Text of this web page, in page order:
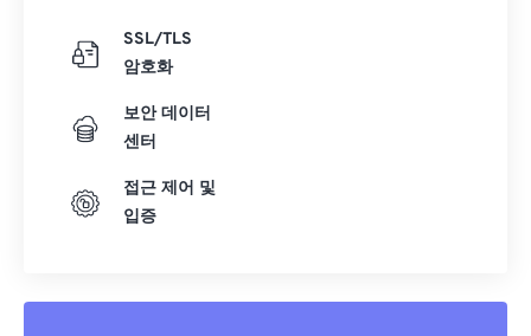
SSL/TLS
암호화
보안 데이터
센터
접근 제어 및
입증